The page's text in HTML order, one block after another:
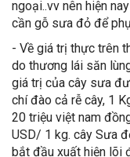
ngoại..vv nên hiện
cần gỗ sưa đỏ để
- Về giá trị thực trên
do thương lái săn
giá trị của cây sưa
chí đào cả rễ cây, 1
20 triệu việt nam
USD/ 1 kg. cây Sưa
bắt đầu xuất hiện lõi